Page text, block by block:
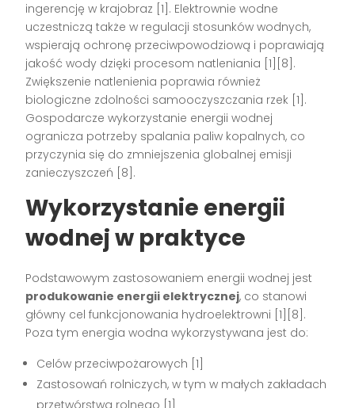
ingerencję w krajobraz [1] . Elektrownie wodne
uczestniczą także w regulacji stosunków wodnych,
wspierają ochronę przeciwpowodziową i poprawiają
jakość wody dzięki procesom natleniania [1][8] .
Zwiększenie natlenienia poprawia również
biologiczne zdolności samooczyszczania rzek [1] .
Gospodarcze wykorzystanie energii wodnej
ogranicza potrzeby spalania paliw kopalnych, co
przyczynia się do zmniejszenia globalnej emisji
zanieczyszczeń [8] .
Wykorzystanie energii
wodnej w praktyce
Podstawowym zastosowaniem energii wodnej jest
produkowanie energii elektrycznej, co stanowi
główny cel funkcjonowania hydroelektrowni [1][8] .
Poza tym energia wodna wykorzystywana jest do:
Celów przeciwpożarowych [1]
Zastosowań rolniczych, w tym w małych zakładach